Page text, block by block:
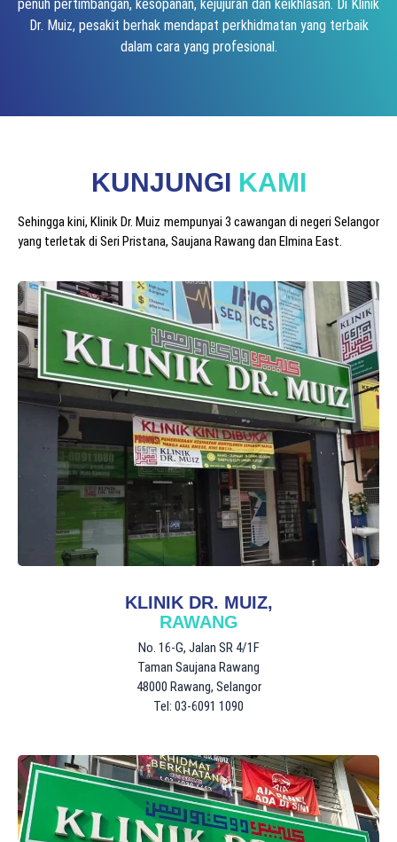
penuh pertimbangan, kesopanan, kejujuran dan keikhlasan. Di Klinik
Dr. Muiz, pesakit berhak mendapat perkhidmatan yang terbaik
dalam cara yang profesional.
KUNJUNGI KAMI
Sehingga kini, Klinik Dr. Muiz mempunyai 3 cawangan di negeri Selangor
yang terletak di Seri Pristana, Saujana Rawang dan Elmina East.
KLINIK DR. MUIZ,
RAWANG
No. 16-G, Jalan SR 4/1F
Taman Saujana Rawang
48000 Rawang, Selangor
Tel: 03-6091 1090